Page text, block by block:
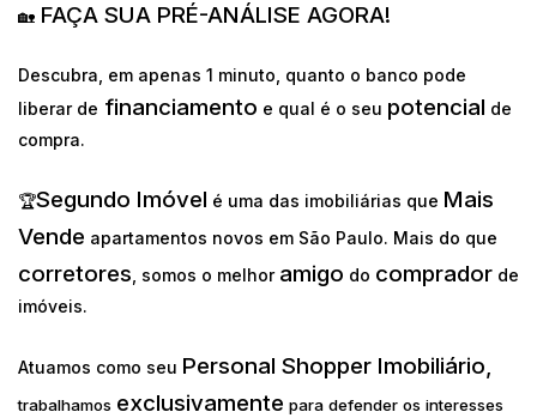
🏡 FAÇA SUA PRÉ-ANÁLISE AGORA!
Descubra, em apenas 1 minuto, quanto o banco pode
liberar de financiamento e qual é o seu potencial de
compra.
🏆Segundo Imóvel é uma das imobiliárias que Mais
Vende apartamentos novos em São Paulo. Mais do que
corretores , somos o melhor amigo do comprador de
imóveis.
Atuamos como seu Personal Shopper Imobiliário,
trabalhamos exclusivamente para defender os interesses